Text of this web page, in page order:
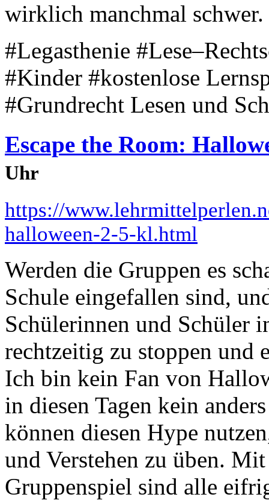
wirklich manchmal
#Legasthenie
#Kinder #kostenlose
#Grundrecht Lesen und
Escape the Room:
Uhr
https://
halloween-2-5-kl.html
Werden die Gruppen es
Schule eingefallen sind,
Schülerinnen und Schüler
rechtzeitig zu stoppen und
Ich bin kein Fan von
in diesen Tagen kein
können diesen Hype
und Verstehen zu üben.
Gruppenspiel sind alle